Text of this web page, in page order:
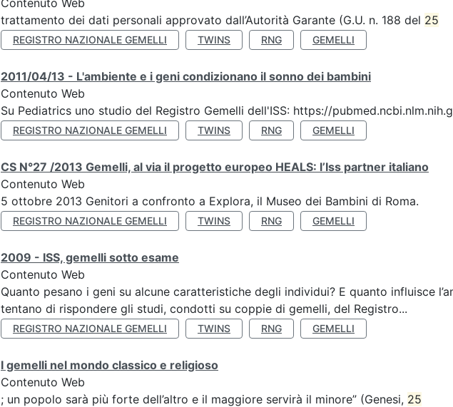
Contenuto Web
trattamento dei dati personali approvato dall’Autorità Garante (G.U. n. 188 del 25
REGISTRO NAZIONALE GEMELLI TWINS RNG GEMELLI
2011/04/13 - L'ambiente e i geni condizionano il sonno dei bambini
Contenuto Web
Su Pediatrics uno studio del Registro Gemelli dell'ISS: https://
REGISTRO NAZIONALE GEMELLI TWINS RNG GEMELLI
CS N°27 /2013 Gemelli, al via il progetto europeo HEALS: l’Iss partner italiano
Contenuto Web
5 ottobre 2013 Genitori a confronto a Explora, il Museo dei Bambini di Roma.
REGISTRO NAZIONALE GEMELLI TWINS RNG GEMELLI
2009 - ISS, gemelli sotto esame
Contenuto Web
Quanto pesano i geni su alcune caratteristiche degli individui? E quanto influisce
tentano di rispondere gli studi, condotti su coppie di gemelli, del Registro...
REGISTRO NAZIONALE GEMELLI TWINS RNG GEMELLI
I gemelli nel mondo classico e religioso
Contenuto Web
; un popolo sarà più forte dell’altro e il maggiore servirà il minore” (Genesi, 25